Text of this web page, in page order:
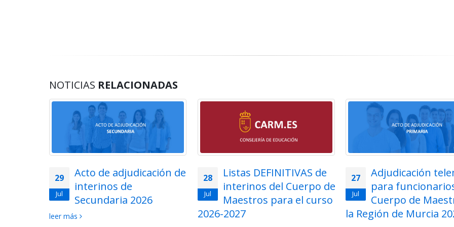
NOTICIAS RELACIONADAS
29
Jul
Acto de adjudicación de
interinos de
Secundaria 2026
leer más
28
Jul
Listas DEFINITIVAS de
interinos del Cuerpo de
Maestros para el curso
2026-2027
27
Jul
Adjudicación
para
Cuerpo de
la Región de Murcia